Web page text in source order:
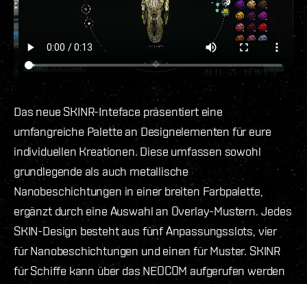
Das neue SKINR-Inteface präsentiert eine
umfangreiche Palette an Designelementen für eure
individuellen Kreationen. Diese umfassen sowohl
grundlegende als auch metallische
Nanobeschichtungen in einer breiten Farbpalette,
ergänzt durch eine Auswahl an Overlay-Mustern. Jedes
SKIN-Design besteht aus fünf Anpassungsslots, vier
für Nanobeschichtungen und einen für Muster. SKINR
für Schiffe kann über das NEOCOM aufgerufen werden